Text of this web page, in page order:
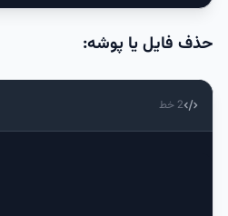
حذف فایل یا پوشه:
2خط